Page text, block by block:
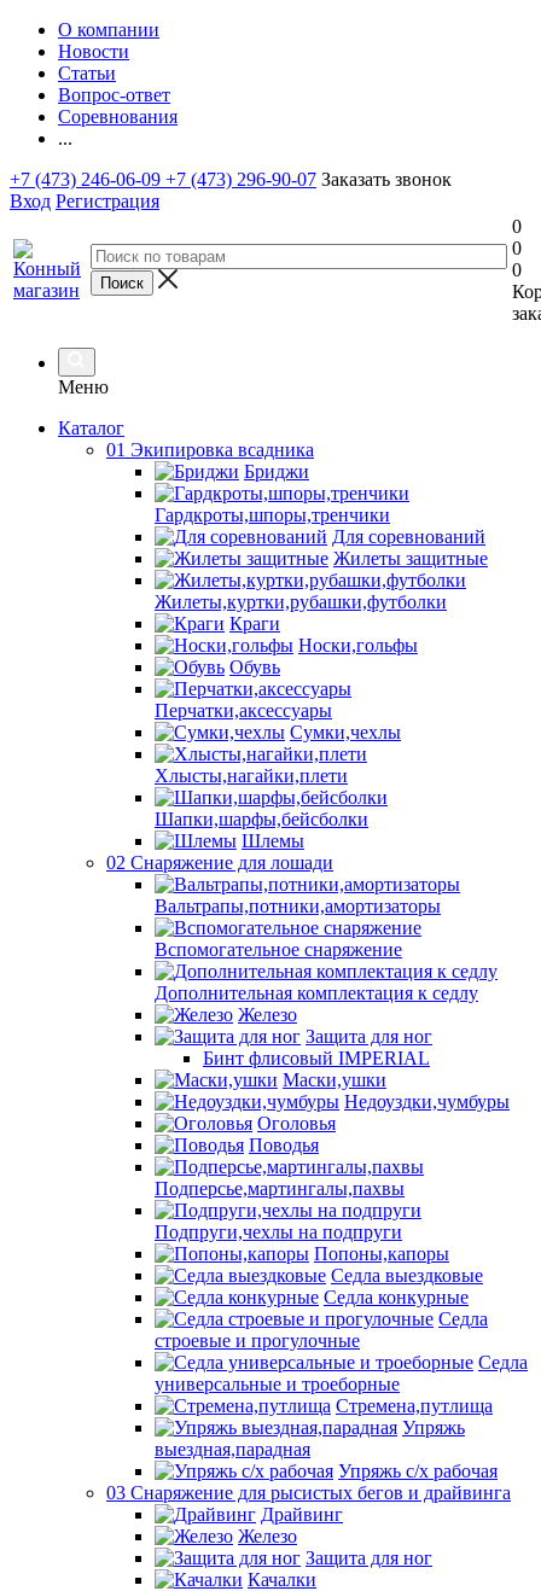
О компании
Новости
Статьи
Вопрос-ответ
Соревнования
...
+7 (473) 246-06-09 +7 (473) 296-90-07 Заказать звонок
Вход Регистрация
0
0
0
Меню
Каталог
01 Экипировка всадника
Бриджи
Гардкроты,шпоры,тренчики
Для соревнований
Жилеты защитные
Жилеты,куртки,рубашки,футболки
Краги
Носки,гольфы
Обувь
Перчатки,аксессуары
Сумки,чехлы
Хлысты,нагайки,плети
Шапки,шарфы,бейсболки
Шлемы
02 Снаряжение для лошади
Вальтрапы,потники,амортизаторы
Вспомогательное снаряжение
Дополнительная комплектация к седлу
Железо
Защита для ног
Бинт флисовый IMPERIAL
Маски,ушки
Недоуздки,чумбуры
Оголовья
Поводья
Подперсье,мартингалы,пахвы
Подпруги,чехлы на подпруги
Попоны,капоры
Седла выездковые
Седла конкурные
Седла
строевые и прогулочные
Седла
универсальные и троеборные
Стремена,путлища
Упряжь
выездная,парадная
Упряжь с/х рабочая
03 Снаряжение для рысистых бегов и драйвинга
Драйвинг
Железо
Защита для ног
Качалки